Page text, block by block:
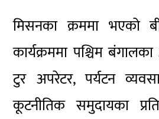
मिसनका क्रममा भएको
कार्यक्रममा पश्चिम
टुर अपरेटर, पर्यटन
कूटनीतिक समुदायका